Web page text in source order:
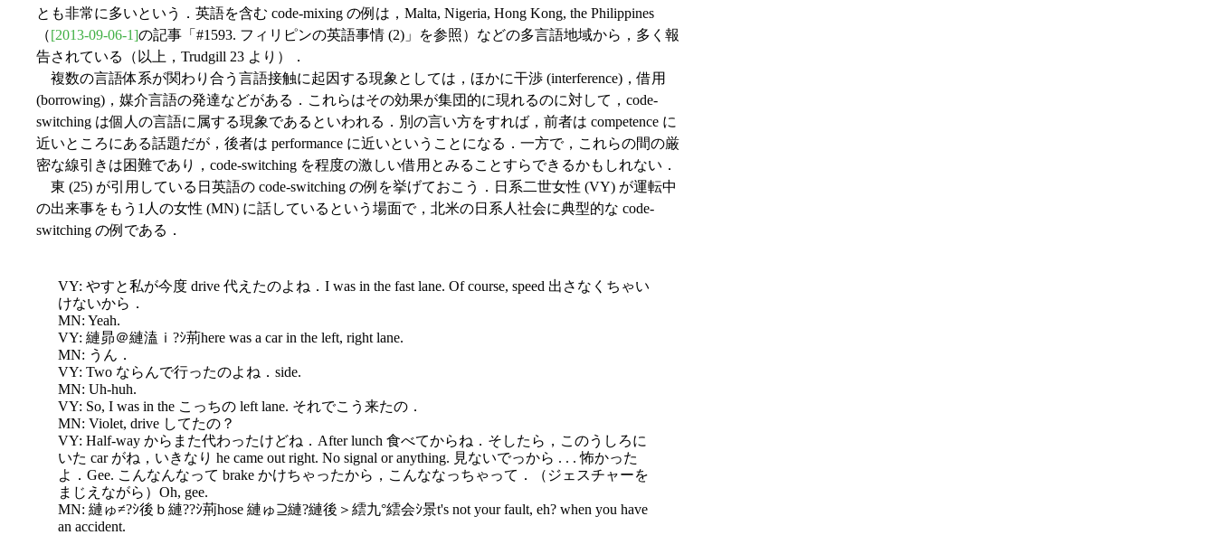
とも非常に多いという．英語を含む code-mixing の例は，Malta, Nigeria, Hong Kong, the Philippines
（[2013-09-06-1]の記事「#1593. フィリピンの英語事情 (2)」を参照）などの多言語地域から，多く報
告されている（以上，Trudgill 23 より）．
複数の言語体系が関わり合う言語接触に起因する現象としては，ほかに干渉 (interference)，借用
(borrowing)，媒介言語の発達などがある．これらはその効果が集団的に現れるのに対して，code-
switching は個人の言語に属する現象であるといわれる．別の言い方をすれば，前者は competence に
近いところにある話題だが，後者は performance に近いということになる．一方で，これらの間の厳
密な線引きは困難であり，code-switching を程度の激しい借用とみることすらできるかもしれない．
東 (25) が引用している日英語の code-switching の例を挙げておこう．日系二世女性 (VY) が運転中
の出来事をもう1人の女性 (MN) に話しているという場面で，北米の日系人社会に典型的な code-
switching の例である．
VY: やすと私が今度 drive 代えたのよね．I was in the fast lane. Of course, speed 出さなくちゃい
けないから．
MN: Yeah.
VY: 縺昴＠縺溘ｉ?ｼ荊here was a car in the left, right lane.
MN: うん．
VY: Two ならんで行ったのよね．side.
MN: Uh-huh.
VY: So, I was in the こっちの left lane. それでこう来たの．
MN: Violet, drive してたの？
VY: Half-way からまた代わったけどね．After lunch 食べてからね．そしたら，このうしろに
いた car がね，いきなり he came out right. No signal or anything. 見ないでっから . . . 怖かった
よ．Gee. こんなんなって brake かけちゃったから，こんななっちゃって．（ジェスチャーを
まじえながら）Oh, gee.
MN: 縺ゅ≠?ｼ後ｂ縺??ｼ荊hose 縺ゅ⊇縺?縺後＞繧九°繧会ｼ景t's not your fault, eh? when you have
an accident.